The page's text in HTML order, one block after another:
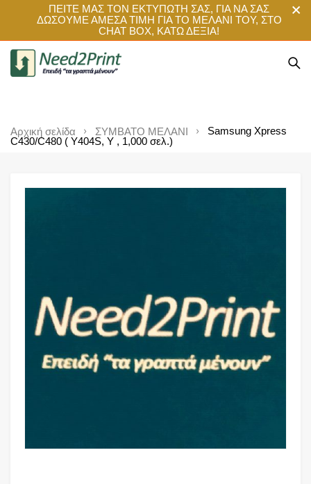
ΠΕΙΤΕ ΜΑΣ ΤΟΝ ΕΚΤΥΠΩΤΗ ΣΑΣ, ΓΙΑ ΝΑ ΣΑΣ
ΔΩΣΟΥΜΕ ΑΜΕΣΑ ΤΙΜΗ ΓΙΑ ΤΟ ΜΕΛΑΝΙ ΤΟΥ, ΣΤΟ
CHAT BOX, ΚΑΤΩ ΔΕΞΙΑ!
Αρχική σελίδα ΣΥΜΒΑΤΟ ΜΕΛΑΝΙ
Samsung Xpress
C430/C480 ( Y404S, Y , 1,000 σελ.)